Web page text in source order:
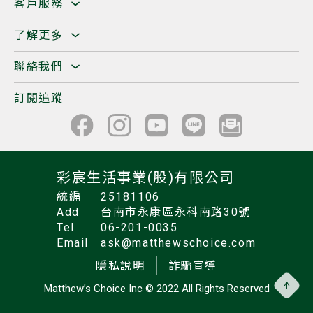
客戶服務
了解更多
聯絡我們
訂閱追蹤
彩宸生活事業(股)有限公司
統編
25181106
Add
台南市永康區永科南路30號
Tel
06-201-0035
Email
ask@matthewschoice.com
隱私說明
詐騙宣導
Matthew’s Choice Inc © 2022 All Rights Reserved